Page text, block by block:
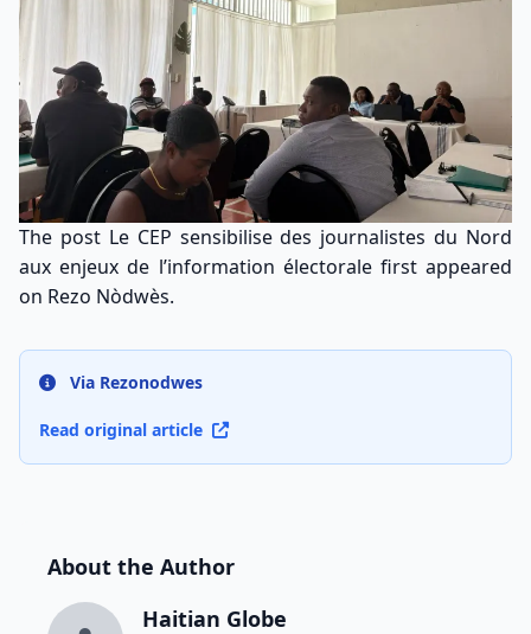
The post Le CEP sensibilise des journalistes du Nord
aux enjeux de l’information électoralefirst appeared
on Rezo Nòdwès.
Via Rezonodwes
Read original article
About the Author
Haitian Globe